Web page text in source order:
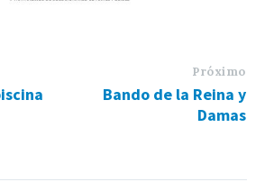
Próximo
Bando de la Reina y
Damas